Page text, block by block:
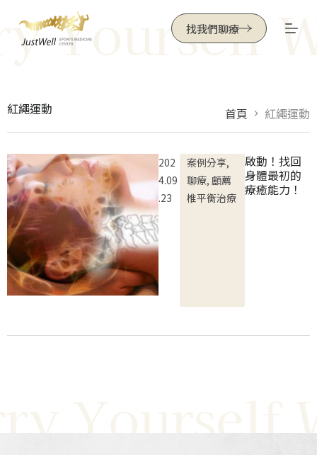
跳
至
容
找我們聊療
Yourself
紅繩運動 首頁 紅繩運動
202
4.09
.23
案例分享,
聊療, 顱薦
椎平衡治療
啟動！找回
身體最初的
療癒能力！
Yourself